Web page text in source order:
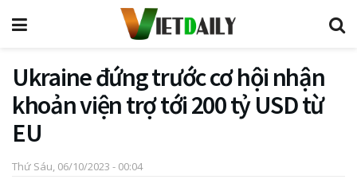
Ukraine đứng trước cơ hội nhận
khoản viện trợ tới 200 tỷ USD từ
EU
Thứ Sáu, 06/10/2023 - 00:04